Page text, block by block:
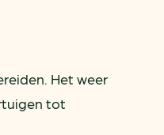
Het weer
tot